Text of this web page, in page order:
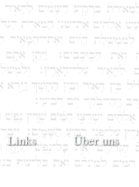
Links Über uns